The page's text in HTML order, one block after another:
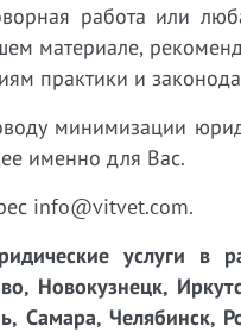
работа или
материале,
практики и
минимизации
именно для Вас.
info@vitvet.com.
услуги в
Новокузнецк,
Самара, Челябинск,